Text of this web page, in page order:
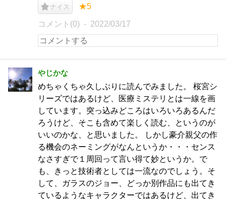
ナイス ★5
コメント(0) 2022/03/17
やじかな
めちゃくちゃ久しぶりに読んでみました。 桜宮シ
リーズではあるけど、医療ミステリとは一線を画
しています。突っ込みどころはいろいろあるんだ
ろうけど、そこも含めて楽しく読む、というのが
いいのかな、と思いました。 しかし豪介親父の作
る機会のネーミングがなんというか・・・センス
なさすぎで１周回って言い得て妙というか。で
も、きっと技術者としては一流なのでしょう。そ
して、ガラスのジョー、どっか別作品にも出てき
ているようなキャラクターではあるけど、出てき